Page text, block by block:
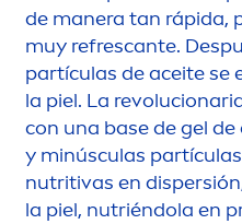
de manera tan rápida,
muy refrescante.
partículas de aceite se
la piel. La
con una base de gel
y minúsculas
nutritivas en
la piel, nutriéndola en